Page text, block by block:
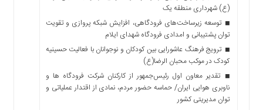
(ع) شهرداری منطقه یک
توسعه زیرساخت‌های فرودگاهی، افزایش شبکه پروازی و تقویت
توان پشتیبانی و امدادی فرودگاه شهدای ایلام
ترویج فرهنگ عاشورایی بین کودکان و نوجوانان با فعالیت حسینیه
کودک در موکب محبان الرضا(ع)
تقدیر معاون اول رئیس‌جمهور از کارکنان شرکت فرودگاه ها و
ناوبری هوایی ایران/ حماسه حضور مردم، نمادی از اقتدار عملیاتی و
توان مدیریتی کشور